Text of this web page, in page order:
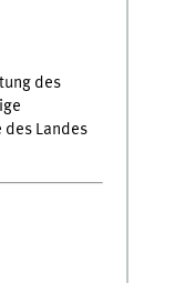
des
Landes